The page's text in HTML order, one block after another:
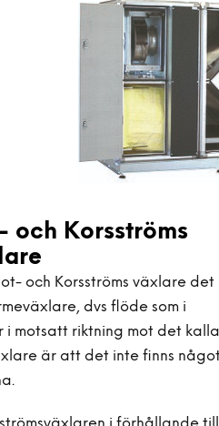
och Korsströms
och Korsströms växlare det
dvs flöde som i
motsatt riktning mot det
är att det inte finns